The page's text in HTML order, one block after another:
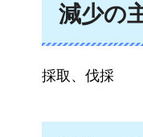
減少の
採取、伐採